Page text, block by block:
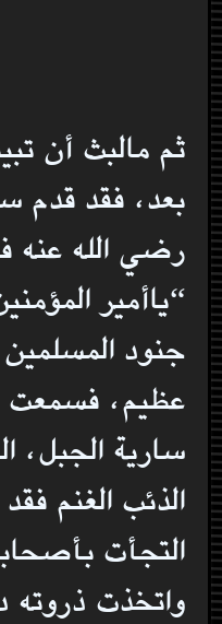
ثم مالبث أن
بعد، فقد قدم
رضي الله عنه
“ياأمير
جنود
عظيم، فسمعت
سارية الجبل،
الذئب الغنم
التجأت
واتخذت ذروته